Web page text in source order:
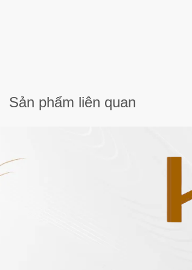
Sản phẩm liên quan